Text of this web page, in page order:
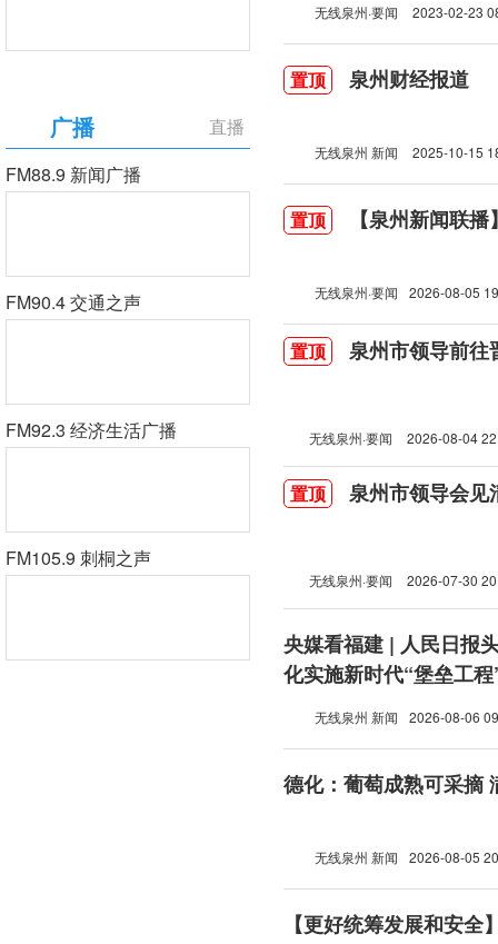
直播
广播
FM88.9 新闻广播
FM90.4 交通之声
FM92.3 经济生活广播
FM105.9 刺桐之声
无线泉州·要闻 2023-02-23
置顶 泉州财经报道
无线泉州 新闻 2025-10-15
置顶 【泉州新闻联
无线泉州·要闻 2026-08-05
置顶 泉州市领导前往
无线泉州·要闻 2026-08-04
置顶 泉州市领导会见
无线泉州·要闻 2026-07-30
央媒看福建 | 人民日报
化实施新时代“堡垒工程
无线泉州 新闻 2026-08-06
德化：葡萄成熟可采摘
无线泉州 新闻 2026-08-05
【更好统筹发展和安全